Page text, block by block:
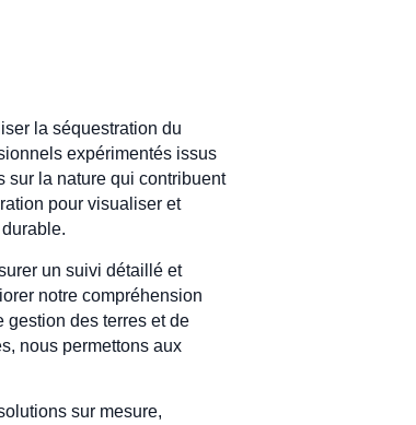
la séquestration du
expérimentés issus
sur la nature qui contribuent
pour visualiser et
un suivi détaillé et
notre compréhension
des terres et de
nous permettons aux
sur mesure,